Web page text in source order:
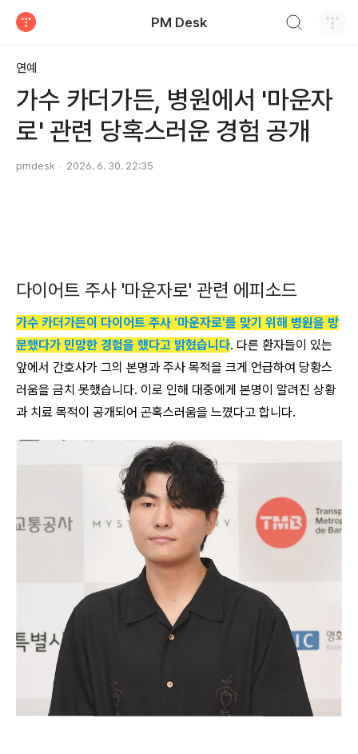
PM Desk
연예
가수 카더가든, 병원에서 '마운자
로' 관련 당혹스러운 경험 공개
pmdesk 2026. 6. 30. 22:35
다이어트 주사 '마운자로' 관련 에피소드
가수 카더가든이 다이어트 주사 '마운자로'를 맞기 위해 병원을 방
문했다가 민망한 경험을 했다고 밝혔습니다. 다른 환자들이 있는
앞에서 간호사가 그의 본명과 주사 목적을 크게 언급하여 당황스
러움을 금치 못했습니다. 이로 인해 대중에게 본명이 알려진 상황
과 치료 목적이 공개되어 곤혹스러움을 느꼈다고 합니다.